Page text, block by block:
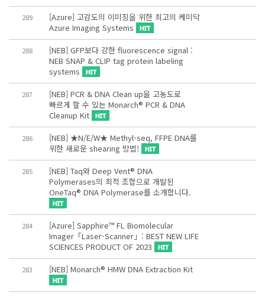
289
[Azure] 고감도의 이미징을 위한 최고의 케미닥
Azure Imaging Systems
288
[NEB] GFP보다 강한 fluorescence signal :
NEB SNAP & CLIP tag protein labeling
systems
287
[NEB] PCR & DNA Clean up을 고농도로
빠르게 할 수 있는 Monarch® PCR & DNA
Cleanup Kit
286
[NEB] ★N/E/W★ Methyl-seq, FFPE DNA를
위한 새로운 shearing 방법!
285
[NEB] Taq와 Deep Vent® DNA
Polymerases의 최적 조합으로 개발된
OneTaq® DNA Polymerase를 소개합니다.
284
[Azure] Sapphire™ FL Biomolecular
Imager「Laser-Scanner」: BEST NEW LIFE
SCIENCES PRODUCT OF 2023
283 [NEB] Monarch® HMW DNA Extraction Kit